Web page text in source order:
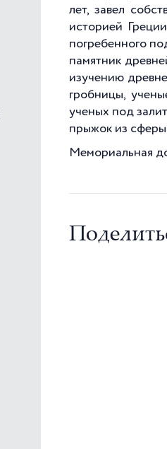
лет, завел
историей
погребенного
памятник
изучению
гробницы,
ученых под
прыжок из сферы
Мемориальная